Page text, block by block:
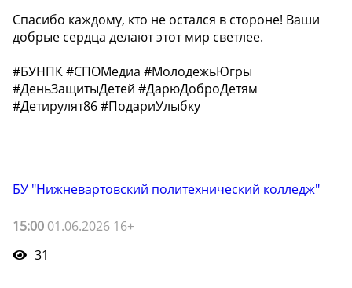
Спасибо каждому, кто не остался в стороне! Ваши
добрые сердца делают этот мир светлее.
#БУНПК #СПОМедиа #МолодежьЮгры
#ДеньЗащитыДетей #ДарюДоброДетям
#Детирулят86 #ПодариУлыбку
БУ "Нижневартовский политехнический колледж"
15:00 01.06.2026 16+
31